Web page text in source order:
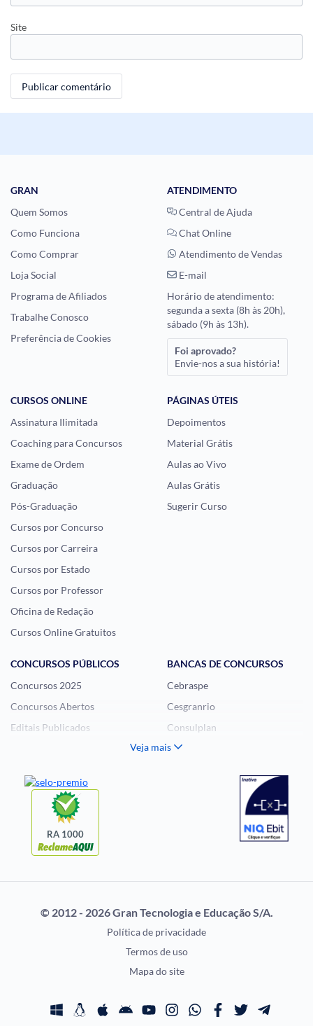
Site
GRAN
Quem Somos
Como Funciona
Como Comprar
Loja Social
Programa de Afiliados
Trabalhe Conosco
Preferência de Cookies
ATENDIMENTO
Central de Ajuda
Chat Online
Atendimento de Vendas
E-mail
Horário de atendimento:
segunda a sexta (8h às 20h),
sábado (9h às 13h).
Foi aprovado?
Envie-nos a sua história!
CURSOS ONLINE
Assinatura Ilimitada
Coaching para Concursos
Exame de Ordem
Graduação
Pós-Graduação
Cursos por Concurso
Cursos por Carreira
Cursos por Estado
Cursos por Professor
Oficina de Redação
Cursos Online Gratuitos
PÁGINAS ÚTEIS
Depoimentos
Material Grátis
Aulas ao Vivo
Aulas Grátis
Sugerir Curso
CONCURSOS PÚBLICOS
Concursos 2025
Concursos Abertos
Editais Publicados
Questões de Concurso
BANCAS DE CONCURSOS
Cebraspe
Cesgranrio
Consulplan
FCC
CONCURSOS POR
Concursos Militares
EXAME DE ORDEM
OAB
Prova OAB
Calendário OAB
Questões OAB
Exame de Ordem
Veja mais
RA 1000
© 2012 - 2026 Gran Tecnologia e Educação S/A.
Política de privacidade
Termos de uso
Mapa do site